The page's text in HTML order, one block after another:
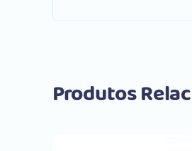
Produtos